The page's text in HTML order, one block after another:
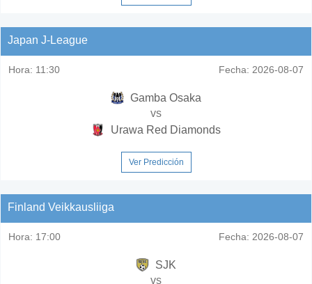
Japan J-League
Hora: 11:30 Fecha: 2026-08-07
Gamba Osaka
vs
Urawa Red Diamonds
Ver Predicción
Finland Veikkausliiga
Hora: 17:00 Fecha: 2026-08-07
SJK
vs